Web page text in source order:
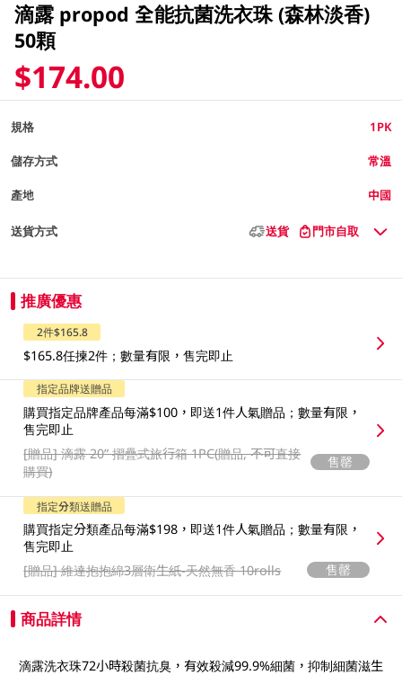
滴露 propod 全能抗菌洗衣珠 (森林淡香)
50顆
$174.00
規格 1PK
儲存方式 常溫
產地 中國
送貨方式 送貨 門市自取
推廣優惠
2件$165.8
$165.8任揀2件；數量有限，售完即止
指定品牌送贈品
購買指定品牌產品每滿$100，即送1件人氣贈品；數量有限，
售完即止
[贈品]滴露 20” 摺疊式旅行箱 1PC(贈品, 不可直接
購買)
售罄
指定分類送贈品
購買指定分類產品每滿$198，即送1件人氣贈品；數量有限，
售完即止
[贈品]維達抱抱綿3層衛生紙-天然無香 10rolls 售罄
商品詳情
滴露洗衣珠72小時殺菌抗臭，有效殺減99.9%細菌，抑制細菌滋生